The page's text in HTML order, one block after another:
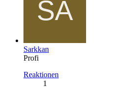
Sarkkan
Profi
Reaktionen
1